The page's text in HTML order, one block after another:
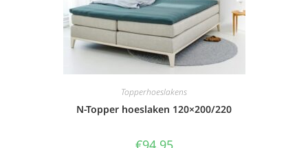
Topperhoeslakens
N-Topper hoeslaken 120×200/220
€94,95